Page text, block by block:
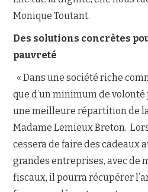
Monique Toutant.
Des solutions concrètes
pauvreté
« Dans une société riche
que d’un minimum de
une meilleure répartition de
Madame Lemieux Breton.
cessera de faire des cadeaux
grandes entreprises, avec de
fiscaux, il pourra récupérer